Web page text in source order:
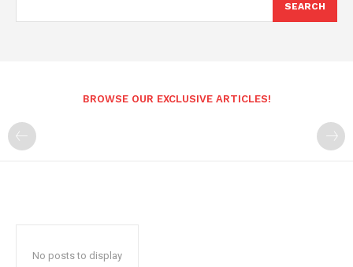
SEARCH
BROWSE OUR EXCLUSIVE ARTICLES!
No posts to display